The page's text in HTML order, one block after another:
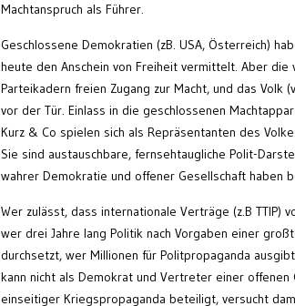
Machtanspruch als Führer.
Geschlossene Demokratien (zB. USA, Österreich)
heute den Anschein von Freiheit vermittelt. Aber
Parteikadern freien Zugang zur Macht, und das
vor der Tür. Einlass in die geschlossenen
Kurz & Co spielen sich als Repräsentanten des
Sie sind austauschbare, fernsehtaugliche Polit-
wahrer Demokratie und offener Gesellschaft haben
Wer zulässt, dass internationale Verträge (z.B TTIP)
wer drei Jahre lang Politik nach Vorgaben einer
durchsetzt, wer Millionen für Politpropaganda
kann nicht als Demokrat und Vertreter einer
einseitiger Kriegspropaganda beteiligt, versucht